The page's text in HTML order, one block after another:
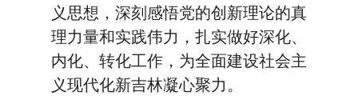
义思想，深刻感悟党的创新理论的真
理力量和实践伟力，扎实做好深化、
内化、转化工作，为全面建设社会主
义现代化新吉林凝心聚力。